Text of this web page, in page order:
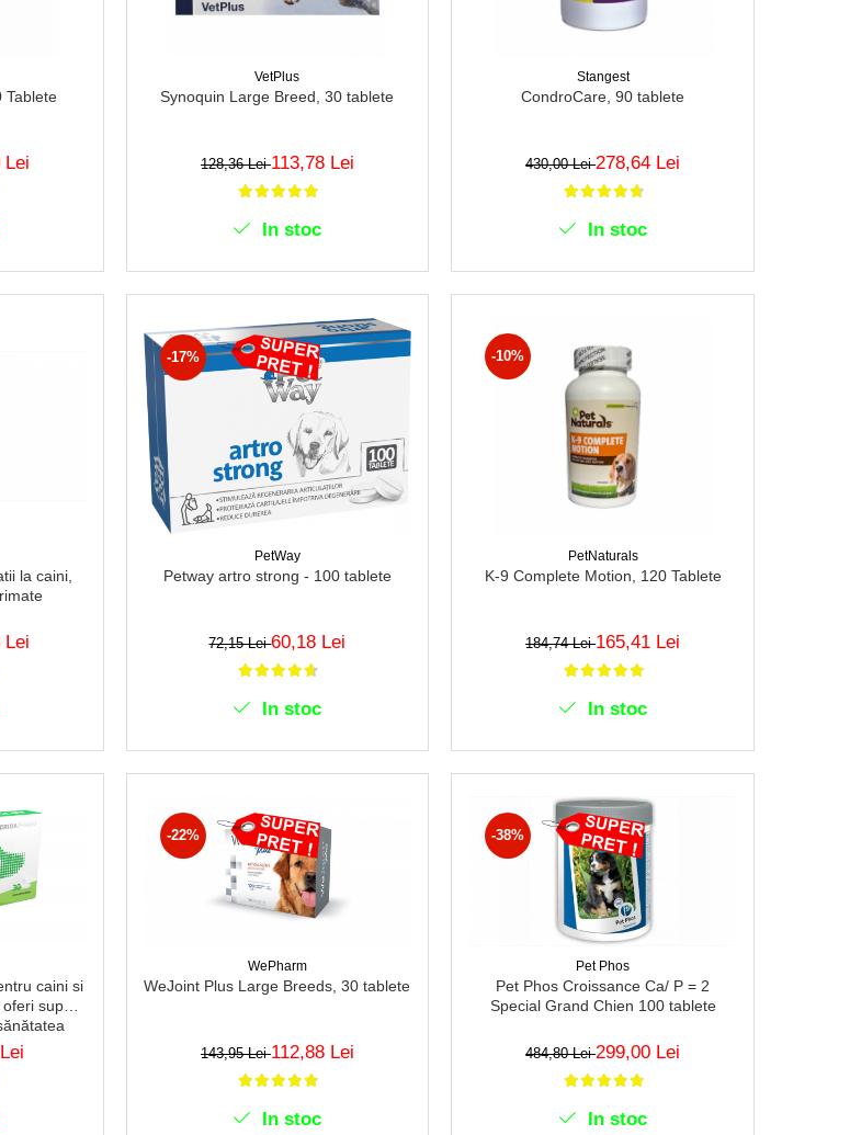
Tablete
Lei
VetPlus
Synoquin Large Breed, 30 tablete
128,36 Lei113,78 Lei
In stoc
Stangest
CondroCare, 90 tablete
430,00 Lei278,64 Lei
In stoc
la caini,
Lei
-17%
PetWay
Petway artro strong - 100 tablete
72,15 Lei60,18 Lei
In stoc
-10%
PetNaturals
K-9 Complete Motion, 120 Tablete
184,74 Lei165,41 Lei
In stoc
caini si
suport
-22%
WePharm
WeJoint Plus Large Breeds, 30 tablete
143,95 Lei112,88 Lei
In stoc
-38%
Pet Phos
Pet Phos Croissance Ca/ P = 2
Special Grand Chien 100 tablete
484,80 Lei299,00 Lei
In stoc